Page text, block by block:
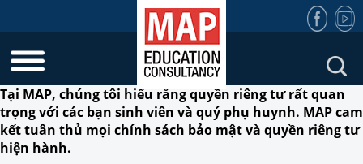
Tại MAP, chúng tôi hiểu rằng quyền riêng tư rất quan
trọng với các bạn sinh viên và quý phụ huynh. MAP cam
kết tuân thủ mọi chính sách bảo mật và quyền riêng tư
hiện hành.